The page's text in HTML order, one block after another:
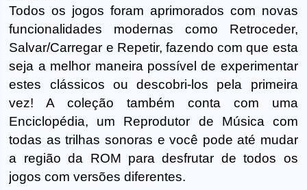
Todos os jogos foram aprimorados com novas
funcionalidades modernas como Retroceder,
Salvar/Carregar e Repetir, fazendo com que esta
seja a melhor maneira possível de experimentar
estes clássicos ou descobri-los pela primeira
vez! A coleção também conta com uma
Enciclopédia, um Reprodutor de Música com
todas as trilhas sonoras e você pode até mudar
a região da ROM para desfrutar de todos os
jogos com versões diferentes.